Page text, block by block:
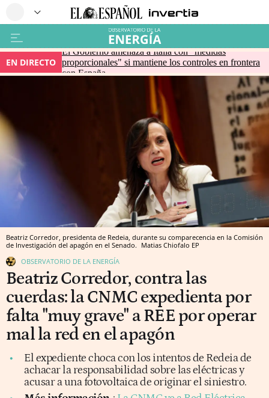
EN DIRECTO
El Gobierno amenaza a Italia con "medidas
proporcionales" si mantiene los controles en frontera
con España
Beatriz Corredor, presidenta de Redeia, durante su comparecencia en la Comisión
de Investigación del apagón en el Senado. Matias Chiofalo EP
OBSERVATORIO DE LA ENERGÍA
Beatriz Corredor, contra las
cuerdas: la CNMC expedienta por
falta "muy grave" a REE por operar
mal la red en el apagón
El expediente choca con los intentos de Redeia de
achacar la responsabilidad sobre las eléctricas y
acusar a una fotovoltaica de originar el siniestro.